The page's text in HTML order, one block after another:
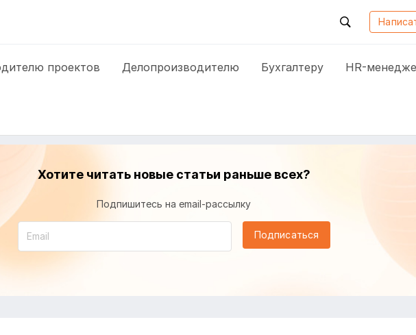
проектов Делопроизводителю Бухгалтеру HR-
Хотите читать новые статьи раньше всех?
Подпишитесь на email-рассылку
Подписаться